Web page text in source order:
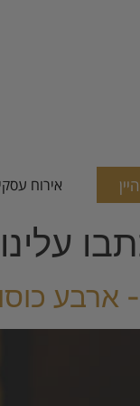
אירוח עסקי
עלינו
ארבע